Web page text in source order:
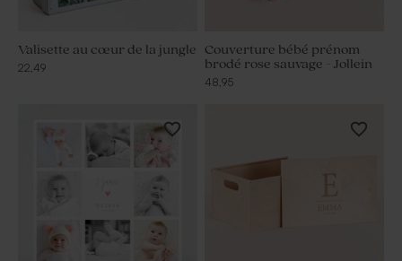
Valisette au cœur de la jungle
22,49
Couverture bébé prénom
brodé rose sauvage - Jollein
48,95